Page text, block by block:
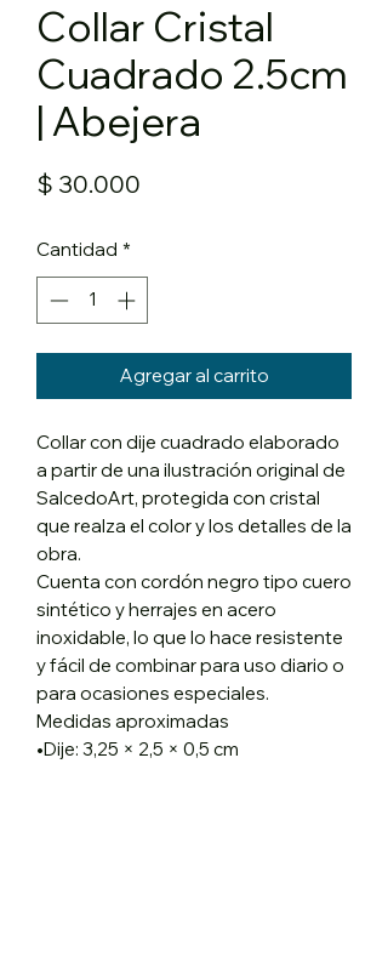
Collar Cristal
Cuadrado 2.5cm
| Abejera
$ 30.000
Cantidad *
Agregar al carrito
Collar con dije cuadrado elaborado
a partir de una ilustración original de
SalcedoArt, protegida con cristal
que realza el color y los detalles de la
obra.
Cuenta con cordón negro tipo cuero
sintético y herrajes en acero
inoxidable, lo que lo hace resistente
y fácil de combinar para uso diario o
para ocasiones especiales.
Medidas aproximadas
•Dije: 3,25 × 2,5 × 0,5 cm